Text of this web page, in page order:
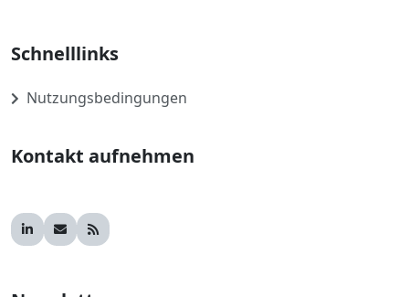
Schnelllinks
Nutzungsbedingungen
Kontakt aufnehmen